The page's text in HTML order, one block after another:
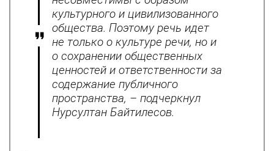
культурного и цивилизованного
общества. Поэтому речь идет
не только о культуре речи, но и
о сохранении общественных
ценностей и ответственности за
содержание публичного
пространства, – подчеркнул
Нурсултан Байтилесов.